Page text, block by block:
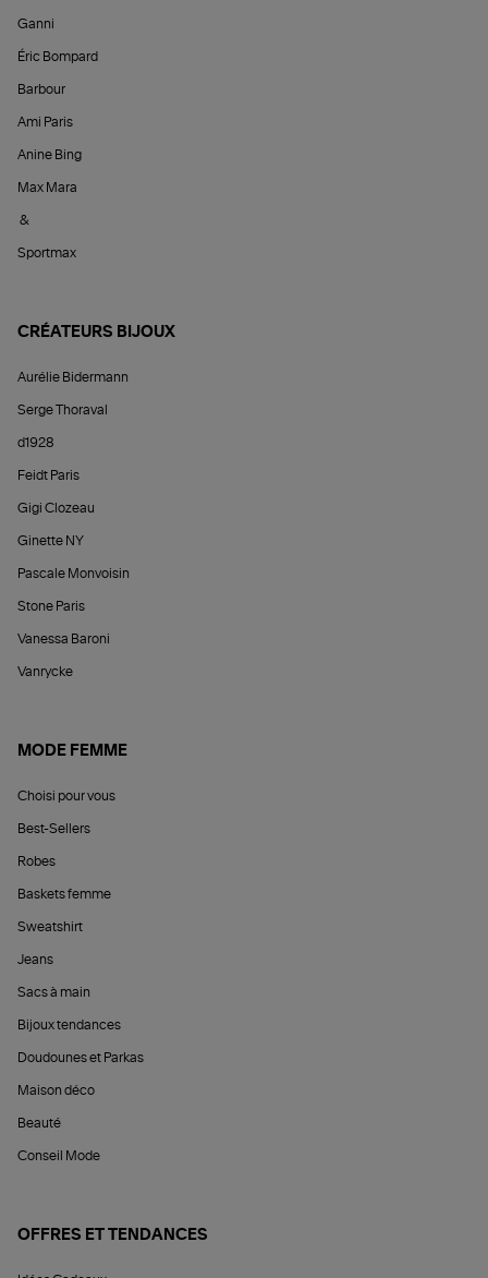
Ganni
Éric Bompard
Barbour
Ami Paris
Anine Bing
Max Mara
&
Sportmax
CRÉATEURS BIJOUX
Aurélie Bidermann
Serge Thoraval
d1928
Feidt Paris
Gigi Clozeau
Ginette NY
Pascale Monvoisin
Stone Paris
Vanessa Baroni
Vanrycke
MODE FEMME
Choisi pour vous
Best-Sellers
Robes
Baskets femme
Sweatshirt
Jeans
Sacs à main
Bijoux tendances
Doudounes et Parkas
Maison déco
Beauté
Conseil Mode
OFFRES ET TENDANCES